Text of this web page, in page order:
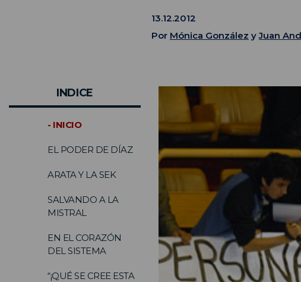
13.12.2012
Por Mónica González yJuan
INDICE
- INICIO
EL PODER DE DÍAZ
ARATA Y LA SEK
SALVANDO A LA
MISTRAL
EN EL CORAZÓN
DEL SISTEMA
“¡QUÉ SE CREE ESTA